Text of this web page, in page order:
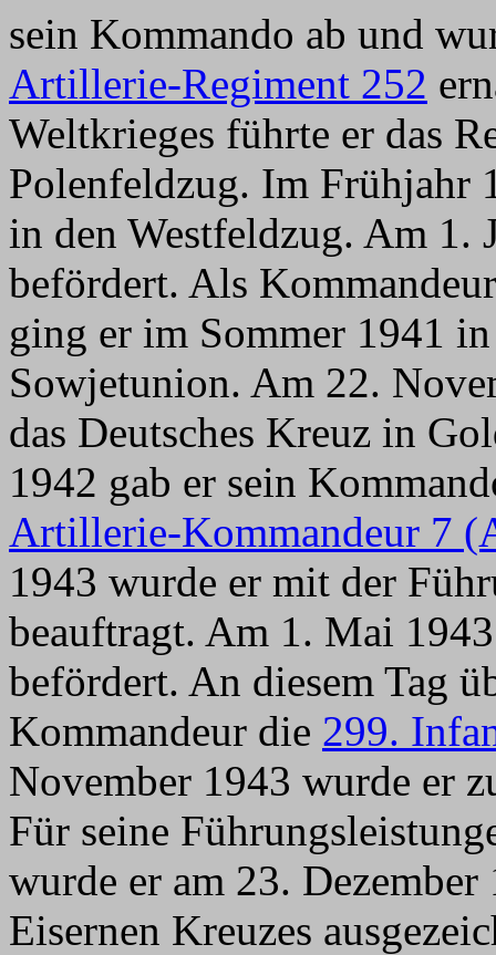
sein Kommando ab und
Artillerie-Regiment 252
Weltkrieges führte er das
Polenfeldzug. Im Frühjahr
in den Westfeldzug. Am 1.
befördert. Als
ging er im Sommer 1941
Sowjetunion. Am 22.
das Deutsches Kreuz in
1942 gab er sein
Artillerie-Kommandeur 7
1943 wurde er mit der
beauftragt. Am 1. Mai
befördert. An diesem Tag
Kommandeur die 299.
November 1943 wurde er
Für seine
wurde er am 23.
Eisernen Kreuzes